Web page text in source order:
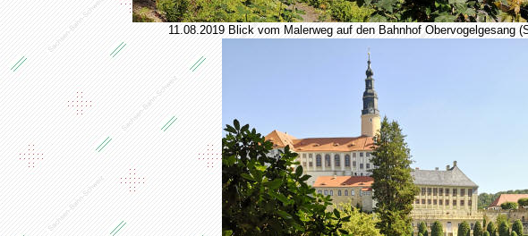
11.08.2019 Blick vom Malerweg auf den Bahnhof Obervogelgesang